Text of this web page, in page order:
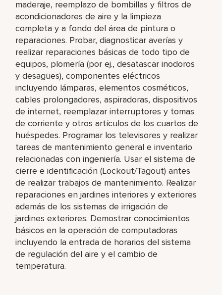
maderaje, reemplazo de bombillas y filtros de
acondicionadores de aire y la limpieza
completa y a fondo del área de pintura o
reparaciones. Probar, diagnosticar averías y
realizar reparaciones básicas de todo tipo de
equipos, plomería (por ej., desatascar inodoros
y desagües), componentes eléctricos
incluyendo lámparas, elementos cosméticos,
cables prolongadores, aspiradoras, dispositivos
de internet, reemplazar interruptores y tomas
de corriente y otros artículos de los cuartos de
huéspedes. Programar los televisores y realizar
tareas de mantenimiento general e inventario
relacionadas con ingeniería. Usar el sistema de
cierre e identificación (Lockout/Tagout) antes
de realizar trabajos de mantenimiento. Realizar
reparaciones en jardines interiores y exteriores
además de los sistemas de irrigación de
jardines exteriores. Demostrar conocimientos
básicos en la operación de computadoras
incluyendo la entrada de horarios del sistema
de regulación del aire y el cambio de
temperatura.